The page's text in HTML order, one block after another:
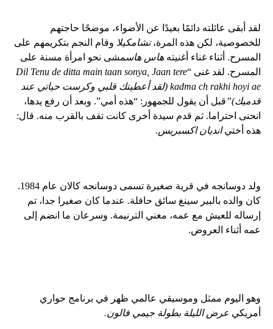
لقد أبقى عائلته دائمًا بعيدًا عن الأضواء، موضحًا حاجتهم
للخصوصية، لكن هذه المرة،تشامكيلا وقام النجم بتكريمهم على
المسرح. أثناء غناء أغنيته هاس هاسمشى نحو امرأة مسنة على
المسرح. لقد غنى “Dil Tenu de ditta main taan sonya, Jaan tere
kadma ch rakhi hoyi ae (لقد أعطيتك قلبي وكرست حياتي عند
قدميك)”قبل أن يقول للجمهور: “هذه أمي”. وبعد أن رفع يدها،
انحنى احتراما. ثم قدم سيدة أخرى كانت تقف بالقرب منه. قال:
هذه أختيانديان اكسبريس.
ولد دوسانجه في قرية صغيرة تسمى دوسانجه كالان عام 1984.
كان والده بالبير سينغ سائق حافلة. عندما كان صغيرا جدا، تم
إرساله للعيش مع عمه، مغني الترنيمة. وسرعان ما انضم إلى
عمه أثناء العروض.
وهو اليوم ممثل وموسيقي عالمي ظهر في برنامج حواري
أمريكي عرض الليلة بطولة جيمي فالون.